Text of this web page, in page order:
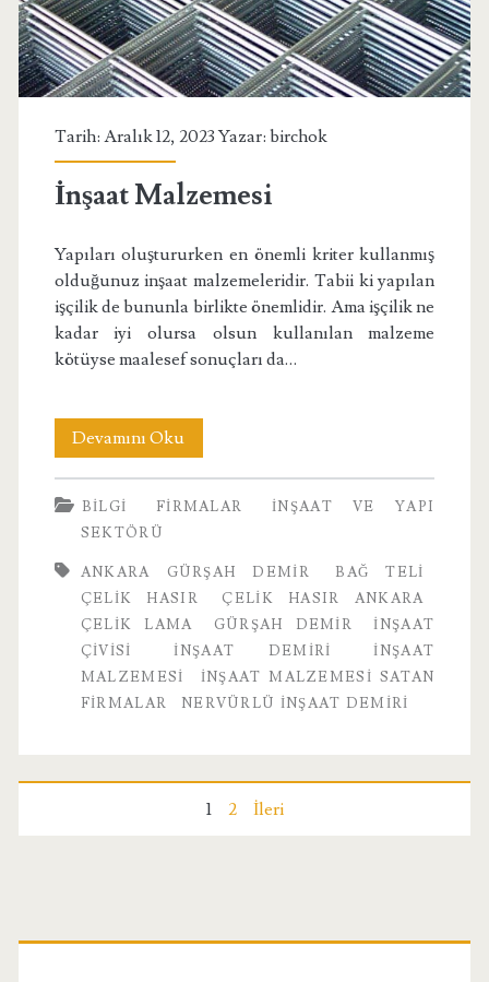
Tarih: Aralık 12, 2023 Yazar: birchok
İnşaat Malzemesi
Yapıları oluştururken en önemli kriter kullanmış
olduğunuz inşaat malzemeleridir. Tabii ki yapılan
işçilik de bununla birlikte önemlidir. Ama işçilik ne
kadar iyi olursa olsun kullanılan malzeme
kötüyse maalesef sonuçları da…
Devamını Oku
Malzemesi
BILGI FIRMALAR
İNŞAAT VE YAPI
SEKTÖRÜ
ANKARA GÜRŞAH DEMIR
BAĞ TELI
ÇELIK HASIR
ÇELIK HASIR ANKARA
ÇELIK LAMA
GÜRŞAH DEMIR
INŞAAT
ÇIVISI
INŞAAT DEMIRI
INŞAAT
MALZEMESI
İNŞAAT MALZEMESI SATAN
FIRMALAR
NERVÜRLÜ INŞAAT DEMIRI
1 2 İleri
Birincil